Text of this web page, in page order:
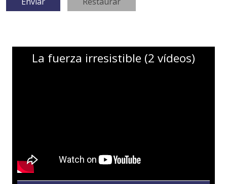
La fuerza irresistible (2 vídeos)